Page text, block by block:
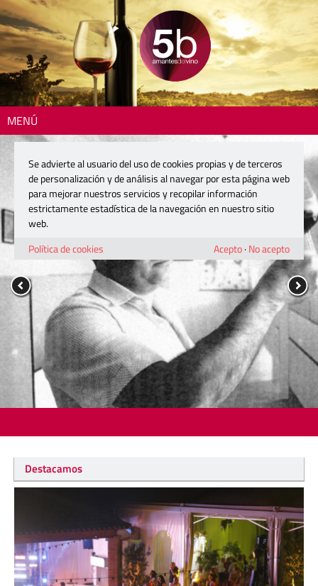
MENÚ
Destacamos
Se advierte al usuario del uso de cookies propias y de terceros
de personalización y de análisis al navegar por esta página web
para mejorar nuestros servicios y recopilar información
estrictamente estadística de la navegación en nuestro sitio
web.
Política de cookies
Acepto· No acepto